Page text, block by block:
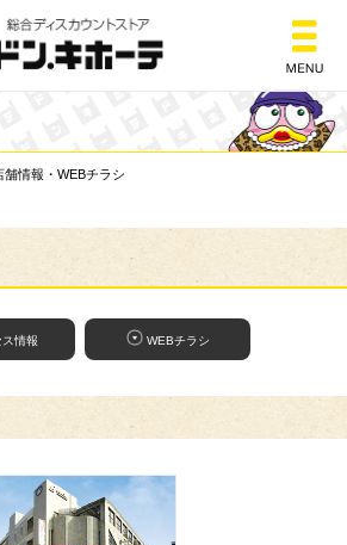
総合ディスカウント
舗情報・WEBチラシ
ス情報 WEBチラシ